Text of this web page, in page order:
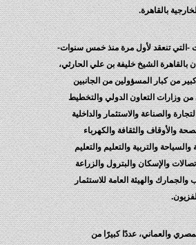
بالقاهرة.
-التي تنعقد لأول مرة منذ خمس سنوات-
الشيخ خليفة بن علي الحارثي،
من كبار المسؤولين من الجانبين
وزارات التعاون الدولي والتخطيط
والصناعة والاستثمار والداخلية
والأوقاف والثقافة والكهرباء
والتربية والتعليم والتعليم
والإسكان والبترول والزراعة
والهيئة العامة للاستثمار
والعماني، عددًا كبيرًا من